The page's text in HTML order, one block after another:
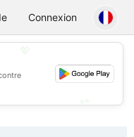
Connexion